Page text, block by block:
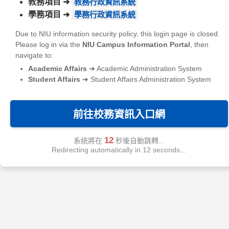
教務項目 ➜ 教務行政資訊系統
學務項目 ➜ 學務行政資訊系統
Due to NIU information security policy, this login page is closed.
Please log in via the NIU Campus Information Portal , then
navigate to:
Academic Affairs ➜ Academic Administration System
Student Affairs ➜ Student Affairs Administration System
前往校務資訊入口網
系統將在 12秒後自動跳轉...
Redirecting automatically in 12 seconds...